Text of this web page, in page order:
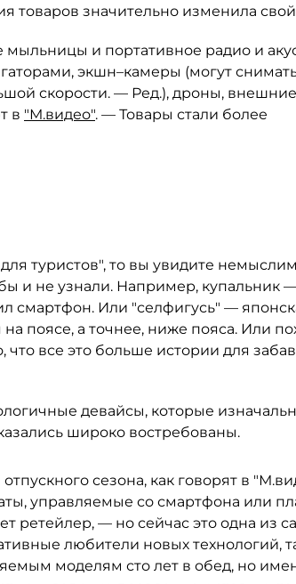
товаров значительно изменила свой
и портативное радио и
экшн–камеры (могут
скорости. — Ред.), дроны, внешние
в "М.видео". — Товары стали более
туристов", то вы увидите
и не узнали. Например, купальник
смартфон. Или "селфигусь" —
поясе, а точнее, ниже пояса. Или
что все это больше истории для
девайсы, которые
широко востребованы.
сезона, как говорят в
управляемые со смартфона или
ретейлер, — но сейчас это одна из
любители новых технологий,
моделям сто лет в обед, но